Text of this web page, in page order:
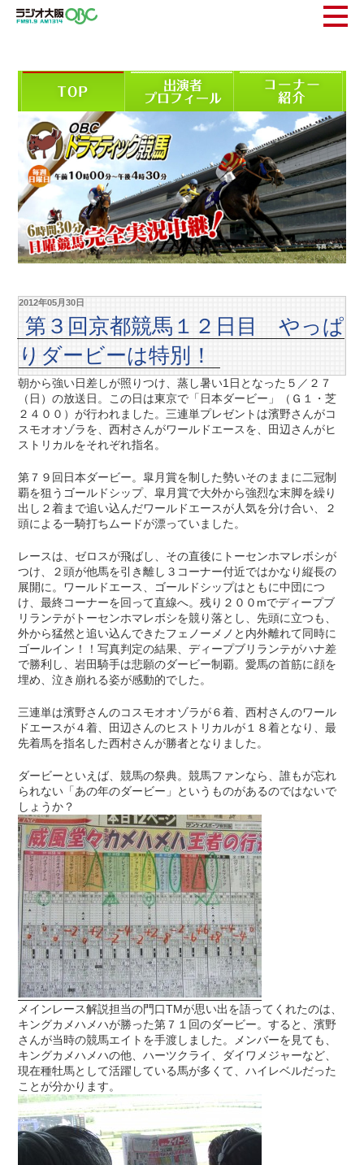
2012年05月30日
第３回京都競馬１２日目 やっぱ
りダービーは特別！
朝から強い日差しが照りつけ、蒸し暑い1日となった５／２７
（日）の放送日。この日は東京で「日本ダービー」（Ｇ１・芝
２４００）が行われました。三連単プレゼントは濱野さんがコ
スモオオゾラを、西村さんがワールドエースを、田辺さんがヒ
ストリカルをそれぞれ指名。
第７９回日本ダービー。皐月賞を制した勢いそのままに二冠制
覇を狙うゴールドシップ、皐月賞で大外から強烈な末脚を繰り
出し２着まで追い込んだワールドエースが人気を分け合い、２
頭による一騎打ちムードが漂っていました。
レースは、ゼロスが飛ばし、その直後にトーセンホマレボシが
つけ、２頭が他馬を引き離し３コーナー付近ではかなり縦長の
展開に。ワールドエース、ゴールドシップはともに中団につ
け、最終コーナーを回って直線へ。残り２００mでディープブ
リランテがトーセンホマレボシを競り落とし、先頭に立つも、
外から猛然と追い込んできたフェノーメノと内外離れて同時に
ゴールイン！！写真判定の結果、ディープブリランテがハナ差
で勝利し、岩田騎手は悲願のダービー制覇。愛馬の首筋に顔を
埋め、泣き崩れる姿が感動的でした。
三連単は濱野さんのコスモオオゾラが６着、西村さんのワール
ドエースが４着、田辺さんのヒストリカルが１８着となり、最
先着馬を指名した西村さんが勝者となりました。
ダービーといえば、競馬の祭典。競馬ファンなら、誰もが忘れ
られない「あの年のダービー」というものがあるのではないで
しょうか？
メインレース解説担当の門口TMが思い出を語ってくれたのは、
キングカメハメハが勝った第７１回のダービー。すると、濱野
さんが当時の競馬エイトを手渡しました。メンバーを見ても、
キングカメハメハの他、ハーツクライ、ダイワメジャーなど、
現在種牡馬として活躍している馬が多くて、ハイレベルだった
ことが分かります。